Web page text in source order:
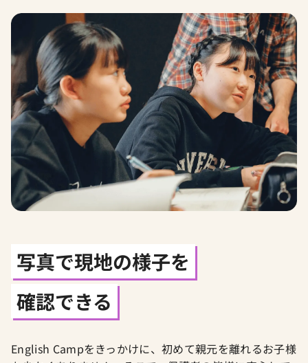
写真で現地の様子を
確認できる
English Campをきっかけに、初めて親元を離れるお子様